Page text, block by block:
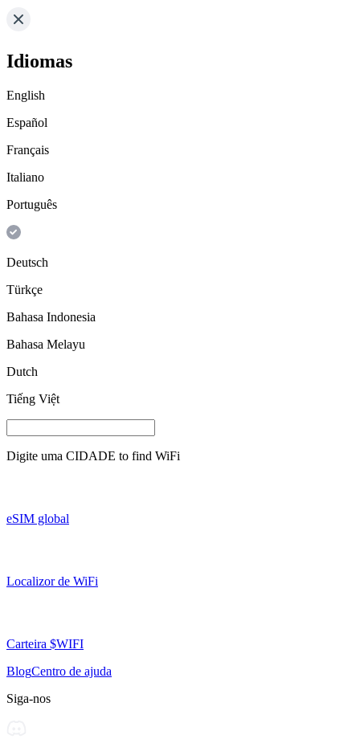
Idiomas
English
Español
Français
Italiano
Português
Deutsch
Türkçe
Bahasa Indonesia
Bahasa Melayu
Dutch
Tiếng Việt
Digite uma CIDADE to find WiFi
eSIM global
Localizor de WiFi
Carteira $WIFI
BlogCentro de ajuda
Siga-nos